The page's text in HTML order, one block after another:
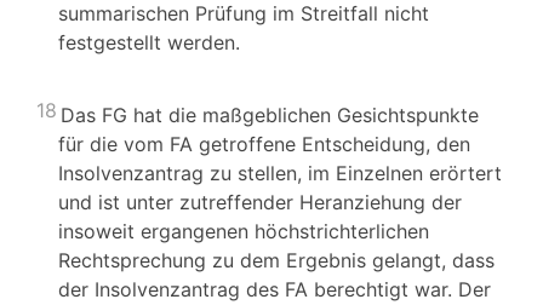
summarischen Prüfung im Streitfall nicht
festgestellt werden.
18 Das FG hat die maßgeblichen Gesichtspunkte
für die vom FA getroffene Entscheidung, den
Insolvenzantrag zu stellen, im Einzelnen erörtert
und ist unter zutreffender Heranziehung der
insoweit ergangenen höchstrichterlichen
Rechtsprechung zu dem Ergebnis gelangt, dass
der Insolvenzantrag des FA berechtigt war. Der